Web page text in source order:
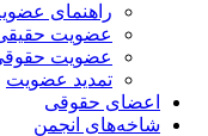
راهنمای
عضویت حقیقی
عضویت حقوقی
تمدید عضویت
اعضای حقوقی
شاخه‌های انجمن